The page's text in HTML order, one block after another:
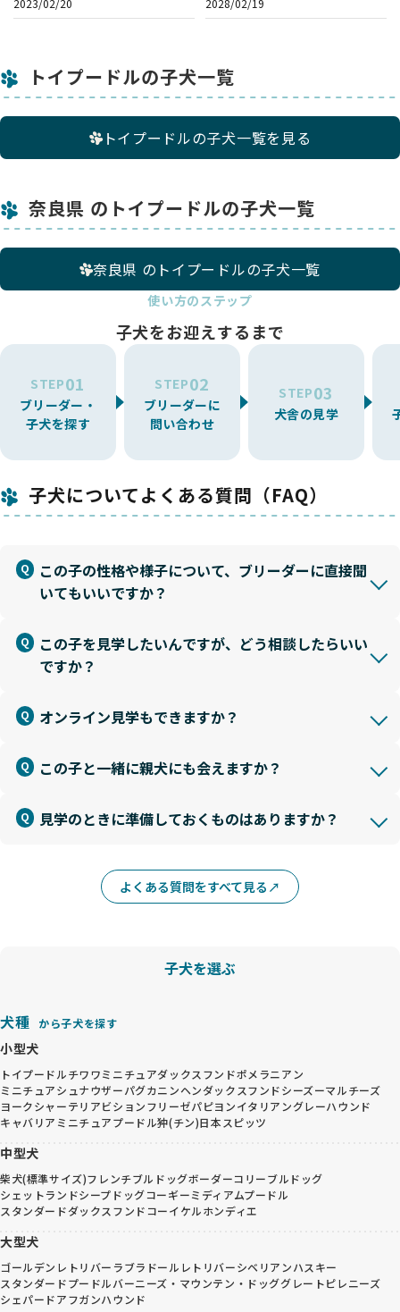
2023/02/20 2028/02/19
トイプードルの子犬一覧
トイプードルの子犬一覧を見る
奈良県 のトイプードルの子犬一覧
奈良県 のトイプードルの子犬一覧
使い方のステップ
子犬をお迎えするまで
STEP01
ブリーダー・
子犬を探す
STEP02
ブリーダーに
問い合わせ
STEP03
犬舎の見学
子犬についてよくある質問（FAQ）
この子の性格や様子について、ブリーダーに直接聞
いてもいいですか？
この子を見学したいんですが、どう相談したらいい
ですか？
オンライン見学もできますか？
この子と一緒に親犬にも会えますか？
見学のときに準備しておくものはありますか？
よくある質問をすべて見る
子犬を選ぶ
犬種 から子犬を探す
小型犬
トイプードルチワワミニチュアダックスフンドポメラニアン
ミニチュアシュナウザーパグカニンヘンダックスフンドシーズーマルチーズ
ヨークシャーテリアビションフリーゼパピヨンイタリアングレーハウンド
キャバリア ミニチュアプードル狆(チン)日本スピッツ
中型犬
柴犬(標準サイズ)フレンチブルドッグボーダーコリーブルドッグ
シェットランドシープドッグコーギーミディアムプードル
スタンダードダックスフンドコーイケルホンディエ
大型犬
ゴールデンレトリバー ラブラドールレトリバーシベリアンハスキー
スタンダードプードルバーニーズ・マウンテン・ドッググレートピレニーズ
シェパードアフガンハウンド